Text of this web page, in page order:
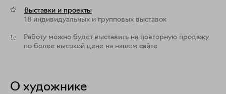
Выставки и проекты
18 индивидуальных и групповых выставок
Работу можно будет выставить на повторную продажу
по более высокой цене на нашем сайте
О художнике